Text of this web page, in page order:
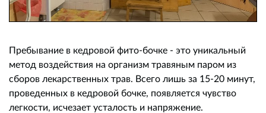
Пребывание в кедровой фито-бочке - это уникальный
метод воздействия на организм травяным паром из
сборов лекарственных трав. Всего лишь за 15-20 минут,
проведенных в кедровой бочке, появляется чувство
легкости, исчезает усталость и напряжение.